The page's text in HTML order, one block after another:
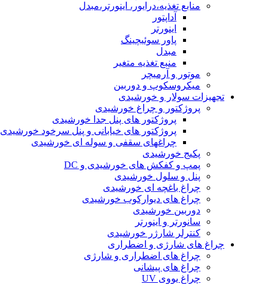
منابع تغذیه،درایور، اینورتر،مبدل
آداپتور
اینورتر
پاور سوئیچینگ
مبدل
منبع تغذیه متغیر
موتور و آرمیچر
میکروسکوپ و دوربین
تجهیزات سولار و خورشیدی
پروژکتور و چراغ خورشیدی
پروژکتور های پنل جدا خورشیدی
پروژکتور های خیابانی و پنل سرخود خورشیدی
چراغهای سقفی و سوله ای خورشیدی
پکیج خورشیدی
پمپ و کفکش های خورشیدی و DC
پنل و سلول خورشیدی
چراغ باغچه ای خورشیدی
چراغ های دیوارکوب خورشیدی
دوربین خورشیدی
سانورتر و اینورتر
کنترلر شارژر خورشیدی
چراغ های شارژی و اضطراری
چراغ های اضطراری و شارژی
چراغ های پیشانی
چراغ یووی UV